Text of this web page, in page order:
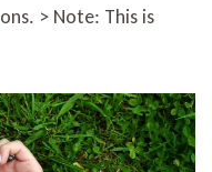
> Note: This is